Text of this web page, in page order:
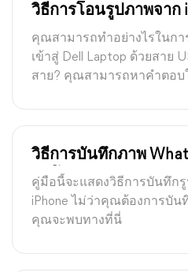
วิธีการโอนรูปภาพจาก
Laptop: 7 วิธี
คุณสามารถทำอย่างไรในกา
เข้าสู่ Dell Laptop ด้วยสาย
สาย? คุณสามารถหาคำตอบ
วิธีการบันทึกภาพ
อัตโนมัติ / ด้วยตนเอง
คู่มือนี้จะแสดงวิธีการบันทึก
iPhone ไม่ว่าคุณต้องการบั
คุณจะพบทางที่นี่